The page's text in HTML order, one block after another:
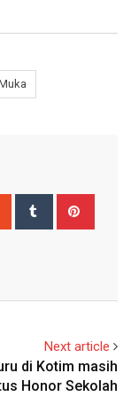
StumbleUpon
Tumblr
Next article
di Kotim masih
Honor Sekolah